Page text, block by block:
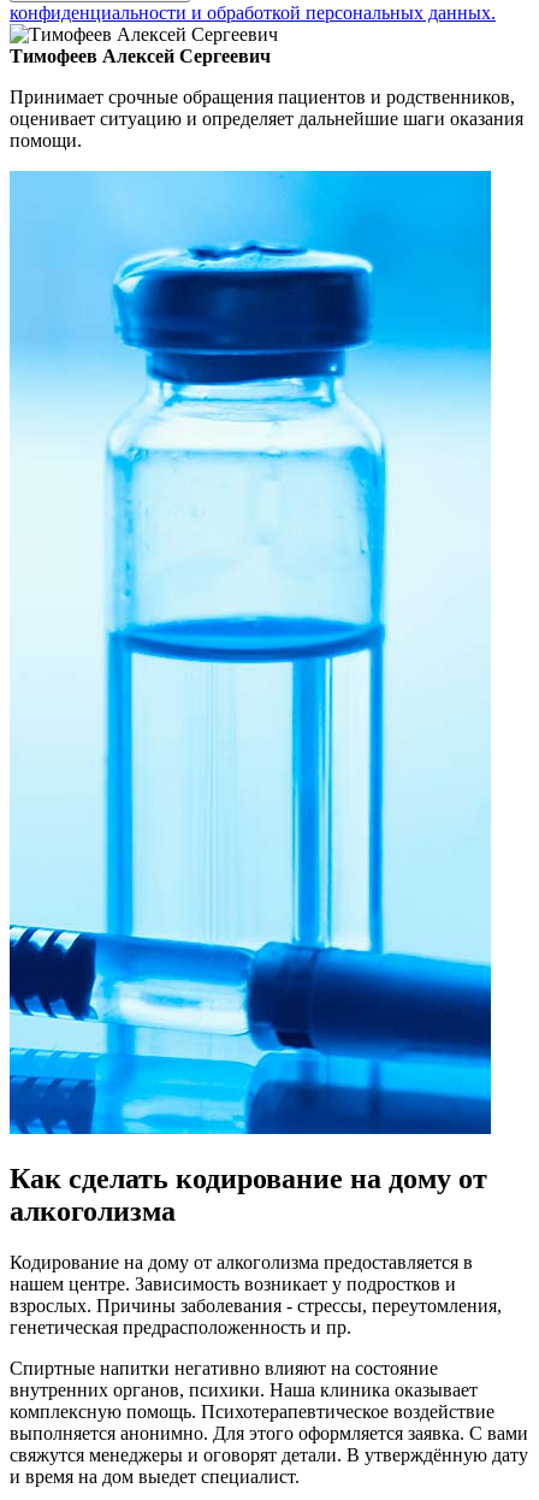
конфиденциальности и обработкой персональных данных.
Тимофеев Алексей Сергеевич
Принимает срочные обращения пациентов и родственников,
оценивает ситуацию и определяет дальнейшие шаги оказания
помощи.
Как сделать кодирование на дому от
алкоголизма
Кодирование на дому от алкоголизма предоставляется в
нашем центре. Зависимость возникает у подростков и
взрослых. Причины заболевания - стрессы, переутомления,
генетическая предрасположенность и пр.
Спиртные напитки негативно влияют на состояние
внутренних органов, психики. Наша клиника оказывает
комплексную помощь. Психотерапевтическое воздействие
выполняется анонимно. Для этого оформляется заявка. С вами
свяжутся менеджеры и оговорят детали. В утверждённую дату
и время на дом выедет специалист.